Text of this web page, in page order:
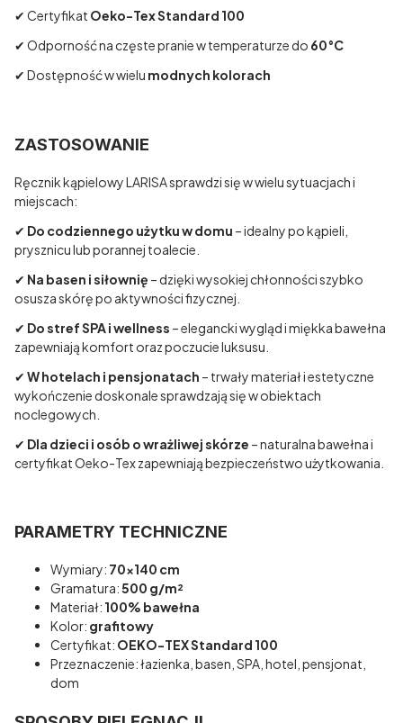
✔ Certyfikat Oeko-Tex Standard 100
✔ Odporność na częste pranie w temperaturze do 60°C
✔ Dostępność w wielu modnych kolorach
ZASTOSOWANIE
Ręcznik kąpielowy LARISA sprawdzi się w wielu sytuacjach i
miejscach:
✔ Do codziennego użytku w domu – idealny po kąpieli,
prysznicu lub porannej toalecie.
✔ Na basen i siłownię – dzięki wysokiej chłonności szybko
osusza skórę po aktywności fizycznej.
✔ Do stref SPA i wellness – elegancki wygląd i miękka bawełna
zapewniają komfort oraz poczucie luksusu.
✔ W hotelach i pensjonatach – trwały materiał i estetyczne
wykończenie doskonale sprawdzają się w obiektach
noclegowych.
✔ Dla dzieci i osób o wrażliwej skórze – naturalna bawełna i
certyfikat Oeko-Tex zapewniają bezpieczeństwo użytkowania.
PARAMETRY TECHNICZNE
Wymiary: 70x140 cm
Gramatura:500 g/m²
Materiał: 100% bawełna
Kolor: grafitowy
Certyfikat: OEKO-TEX Standard 100
Przeznaczenie: łazienka, basen, SPA, hotel, pensjonat,
dom